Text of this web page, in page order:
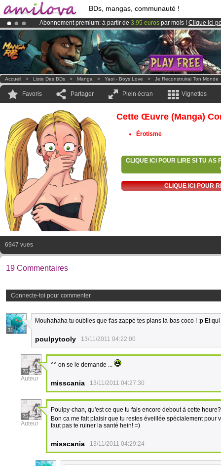
BDs, mangas, communauté !
Abonnement premium: à partir de 3.95 euros par mois ! Clique ici
Déjà 100000membreset 1000BDs & Mangas!
LeKickstarter Amilova est désormais lancé
Accueil > Liste Des BDs > Manga > Yaoi - Boys Love > Je Reconstruirai Ton Monde
Favoris Partager Plein écran Vignettes
Cette Œuvre (manga)
Érotisme
CLIQUE ICI POUR LIRE SI TU AS
CLIQUE ICI POUR
6947 vues
19 Commentaires
Connecte-toi pour commenter
31
Mouhahaha tu oublies que t'as zappé tes plans là-bas coco ! :p Et
poulpytooly 13/11/2011 04:22:00
25
Auteur
^^ on se le demande ...
misscania 13/11/2011 04:27:30
25
Auteur
Poulpy-chan, qu'est ce que tu fais encore debout à cette
Bon ca me fait plaisir que tu restes éveillée spécialement pour
faut pas te ruiner la santé hein! =)
misscania 13/11/2011 04:29:24